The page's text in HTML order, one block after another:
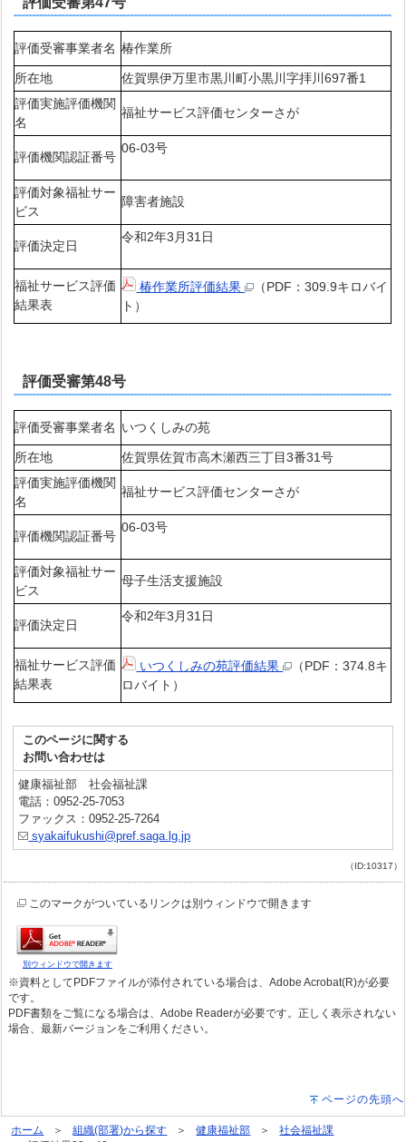
評価受審事業者名 椿作業所
所在地
佐賀県伊万里市黒川町小黒川字拝川697番1
評価実施評価機関
名
福祉サービス評価センターさが
評価機関認証番号
06-03号
評価対象福祉サー
ビス
障害者施設
評価決定日
令和2年3月31日
福祉サービス評価
結果表
椿作業所評価結果
（PDF：309.9キロバイ
ト）
評価受審第48号
評価受審事業者名 いつくしみの苑
所在地
佐賀県佐賀市高木瀬西三丁目3番31号
評価実施評価機関
名
福祉サービス評価センターさが
評価機関認証番号
06-03号
評価対象福祉サー
ビス
母子生活支援施設
評価決定日
令和2年3月31日
福祉サービス評価
結果表
いつくしみの苑評価結果
（PDF：374.8キ
ロバイト）
このページに関する
お問い合わせは
健康福祉部 社会福祉課
電話：0952-25-7053
ファックス：0952-25-7264
syakaifukushi@pref.saga.lg.jp
（ID:10317）
このマークがついているリンクは別ウィンドウで開きます
別ウィンドウで開きます
※資料としてPDFファイルが添付されている場合は、Adobe Acrobat(R)が必要
です。
PDF書類をご覧になる場合は、Adobe Readerが必要です。正しく表示されない
場合、最新バージョンをご利用ください。
ページの先頭へ
ホーム 組織(部署)から探す 健康福祉部
社会福祉課